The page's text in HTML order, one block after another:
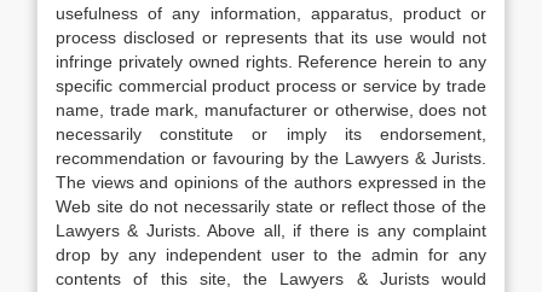
usefulness of any information, apparatus, product or
process disclosed or represents that its use would not
infringe privately owned rights. Reference herein to any
specific commercial product process or service by trade
name, trade mark, manufacturer or otherwise, does not
necessarily constitute or imply its endorsement,
recommendation or favouring by the Lawyers & Jurists.
The views and opinions of the authors expressed in the
Web site do not necessarily state or reflect those of the
Lawyers & Jurists. Above all, if there is any complaint
drop by any independent user to the admin for any
contents of this site, the Lawyers & Jurists would